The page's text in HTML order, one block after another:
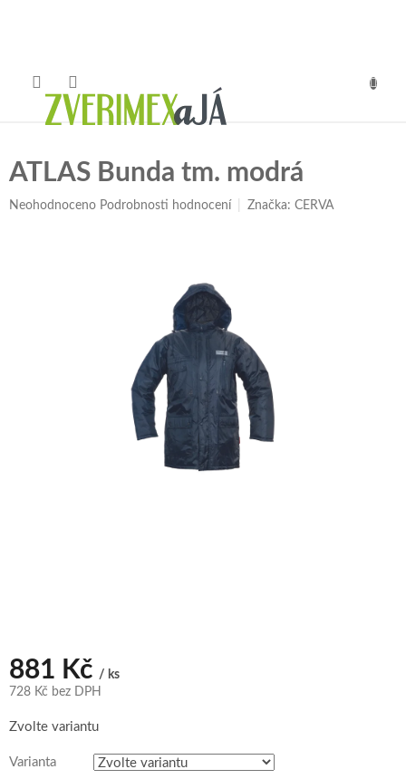
ATLAS Bunda tm. modrá
Průměrné
Neohodnoceno Podrobnosti hodnocení Značka:CERVA
881 Kč / ks
728 Kč bez DPH
cena:
Zvolte variantu
Varianta